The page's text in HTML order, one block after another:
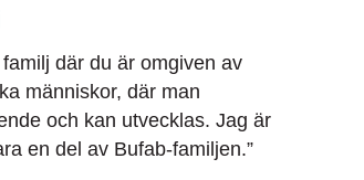
familj där du är omgiven av
människor, där man
och kan utvecklas. Jag är
en del av Bufab-familjen.”